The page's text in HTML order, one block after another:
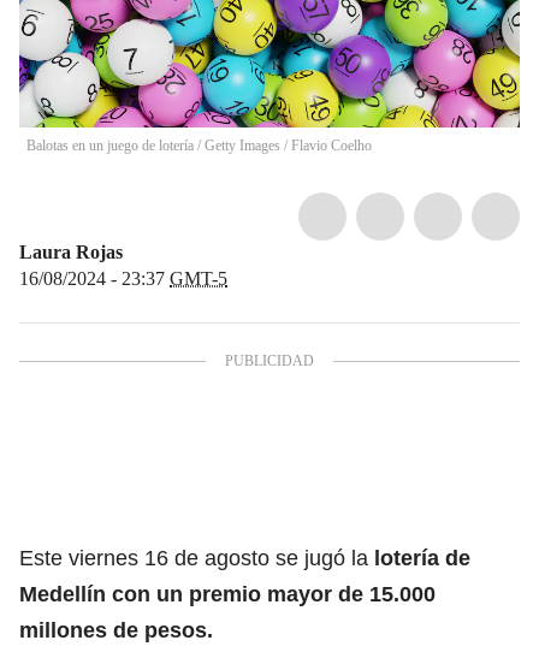
Balotas en un juego de lotería / Getty Images / Flavio Coelho
Laura Rojas
16/08/2024 - 23:37 GMT-5
Este viernes 16 de agosto se jugó la lotería de
Medellín con un premio mayor de 15.000
millones de pesos.